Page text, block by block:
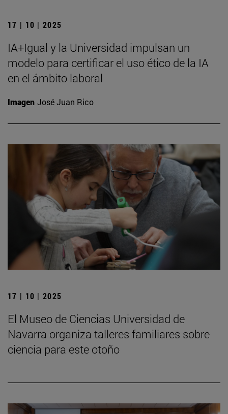
17 | 10 | 2025
IA+Igual y la Universidad impulsan un
modelo para certificar el uso ético de la IA
en el ámbito laboral
Imagen José Juan Rico
17 | 10 | 2025
El Museo de Ciencias Universidad de
Navarra organiza talleres familiares sobre
ciencia para este otoño